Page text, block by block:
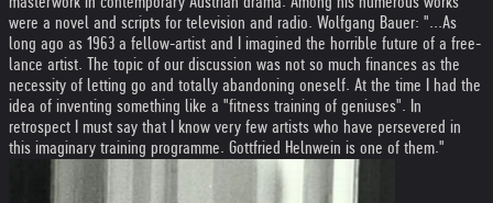
were a novel and scripts for television and radio. Wolfgang Bauer: "...As
long ago as 1963 a fellow-artist and I imagined the horrible future of a free-
lance artist. The topic of our discussion was not so much finances as the
necessity of letting go and totally abandoning oneself. At the time I had the
idea of inventing something like a "fitness training of geniuses". In
retrospect I must say that I know very few artists who have persevered in
this imaginary training programme. Gottfried Helnwein is one of them."